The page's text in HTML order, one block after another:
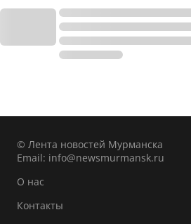
© Лента новостей Мурманска
Email: info@newsmurmansk.ru
О нас
Контакты